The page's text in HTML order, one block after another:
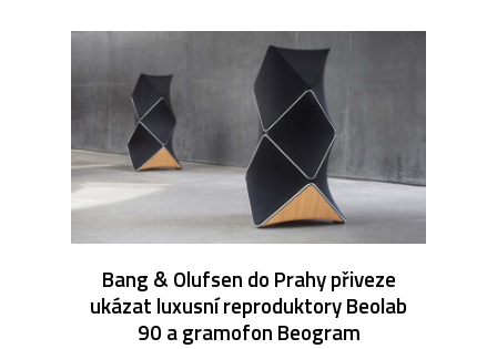
Bang & Olufsen do Prahy přiveze
ukázat luxusní reproduktory Beolab
90 a gramofon Beogram